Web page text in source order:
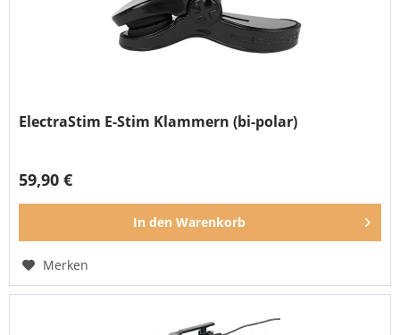
ElectraStim E-Stim Klammern (bi-polar)
59,90 €
In den Warenkorb
Merken